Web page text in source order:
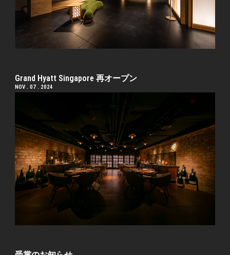
Grand Hyatt Singapore 再オープン
NOV . 07 . 2024